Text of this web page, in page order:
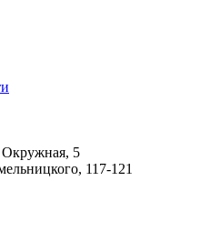
Окружная, 5
117-121